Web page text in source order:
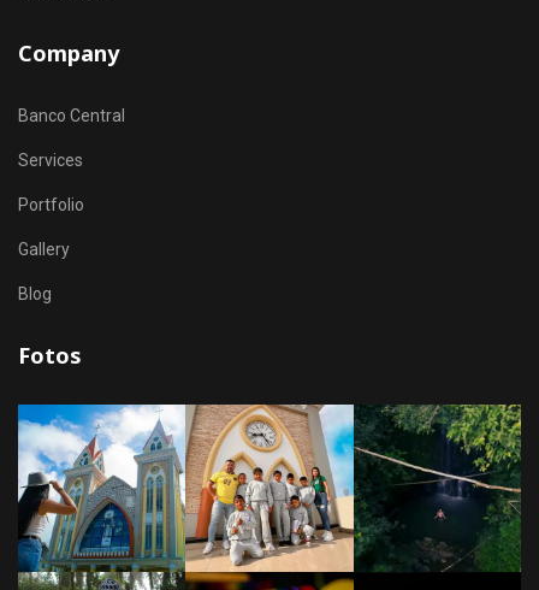
Company
Banco Central
Services
Portfolio
Gallery
Blog
Fotos